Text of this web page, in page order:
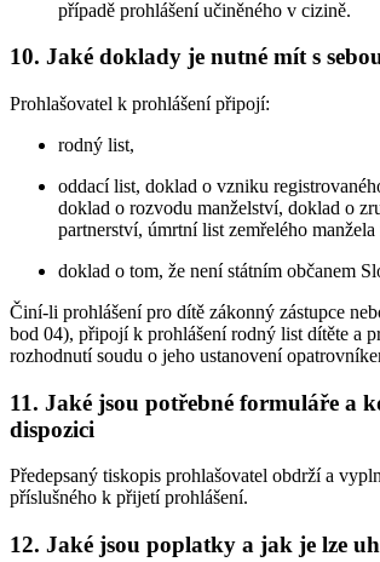
případě prohlášení učiněného v cizině.
10. Jaké doklady je nutné mít s
Prohlašovatel k prohlášení připojí:
rodný list,
oddací list, doklad o vzniku
doklad o rozvodu manželství, doklad o
partnerství, úmrtní list zemřelého manžela
doklad o tom, že není státním občanem
Činí-li prohlášení pro dítě zákonný zástupce
bod 04), připojí k prohlášení rodný list dítěte a
rozhodnutí soudu o jeho ustanovení
11. Jaké jsou potřebné formuláře a
dispozici
Předepsaný tiskopis prohlašovatel obdrží a
příslušného k přijetí prohlášení.
12. Jaké jsou poplatky a jak je lze